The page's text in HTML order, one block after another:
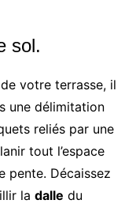
sol.
votre terrasse, il
une délimitation
reliés par une
tout l’espace
pente. Décaissez
la dalle du